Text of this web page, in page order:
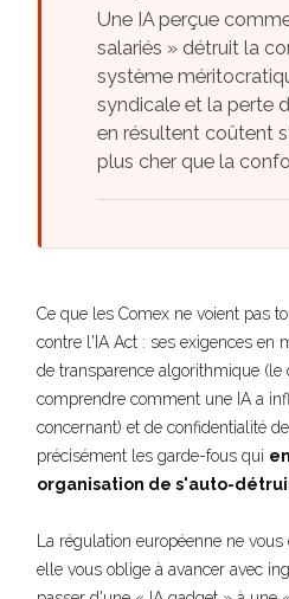
Une IA perçue
salariés » détruit la
système
syndicale et la perte
en résultent coûtent
plus cher que la
Ce que les Comex ne voient pas
contre l'IA Act : ses exigences en
de transparence algorithmique (le
comprendre comment une IA a
concernant) et de confidentialité
précisément les garde-fous qui
organisation de s'auto-
La régulation européenne ne
elle vous oblige à avancer avec